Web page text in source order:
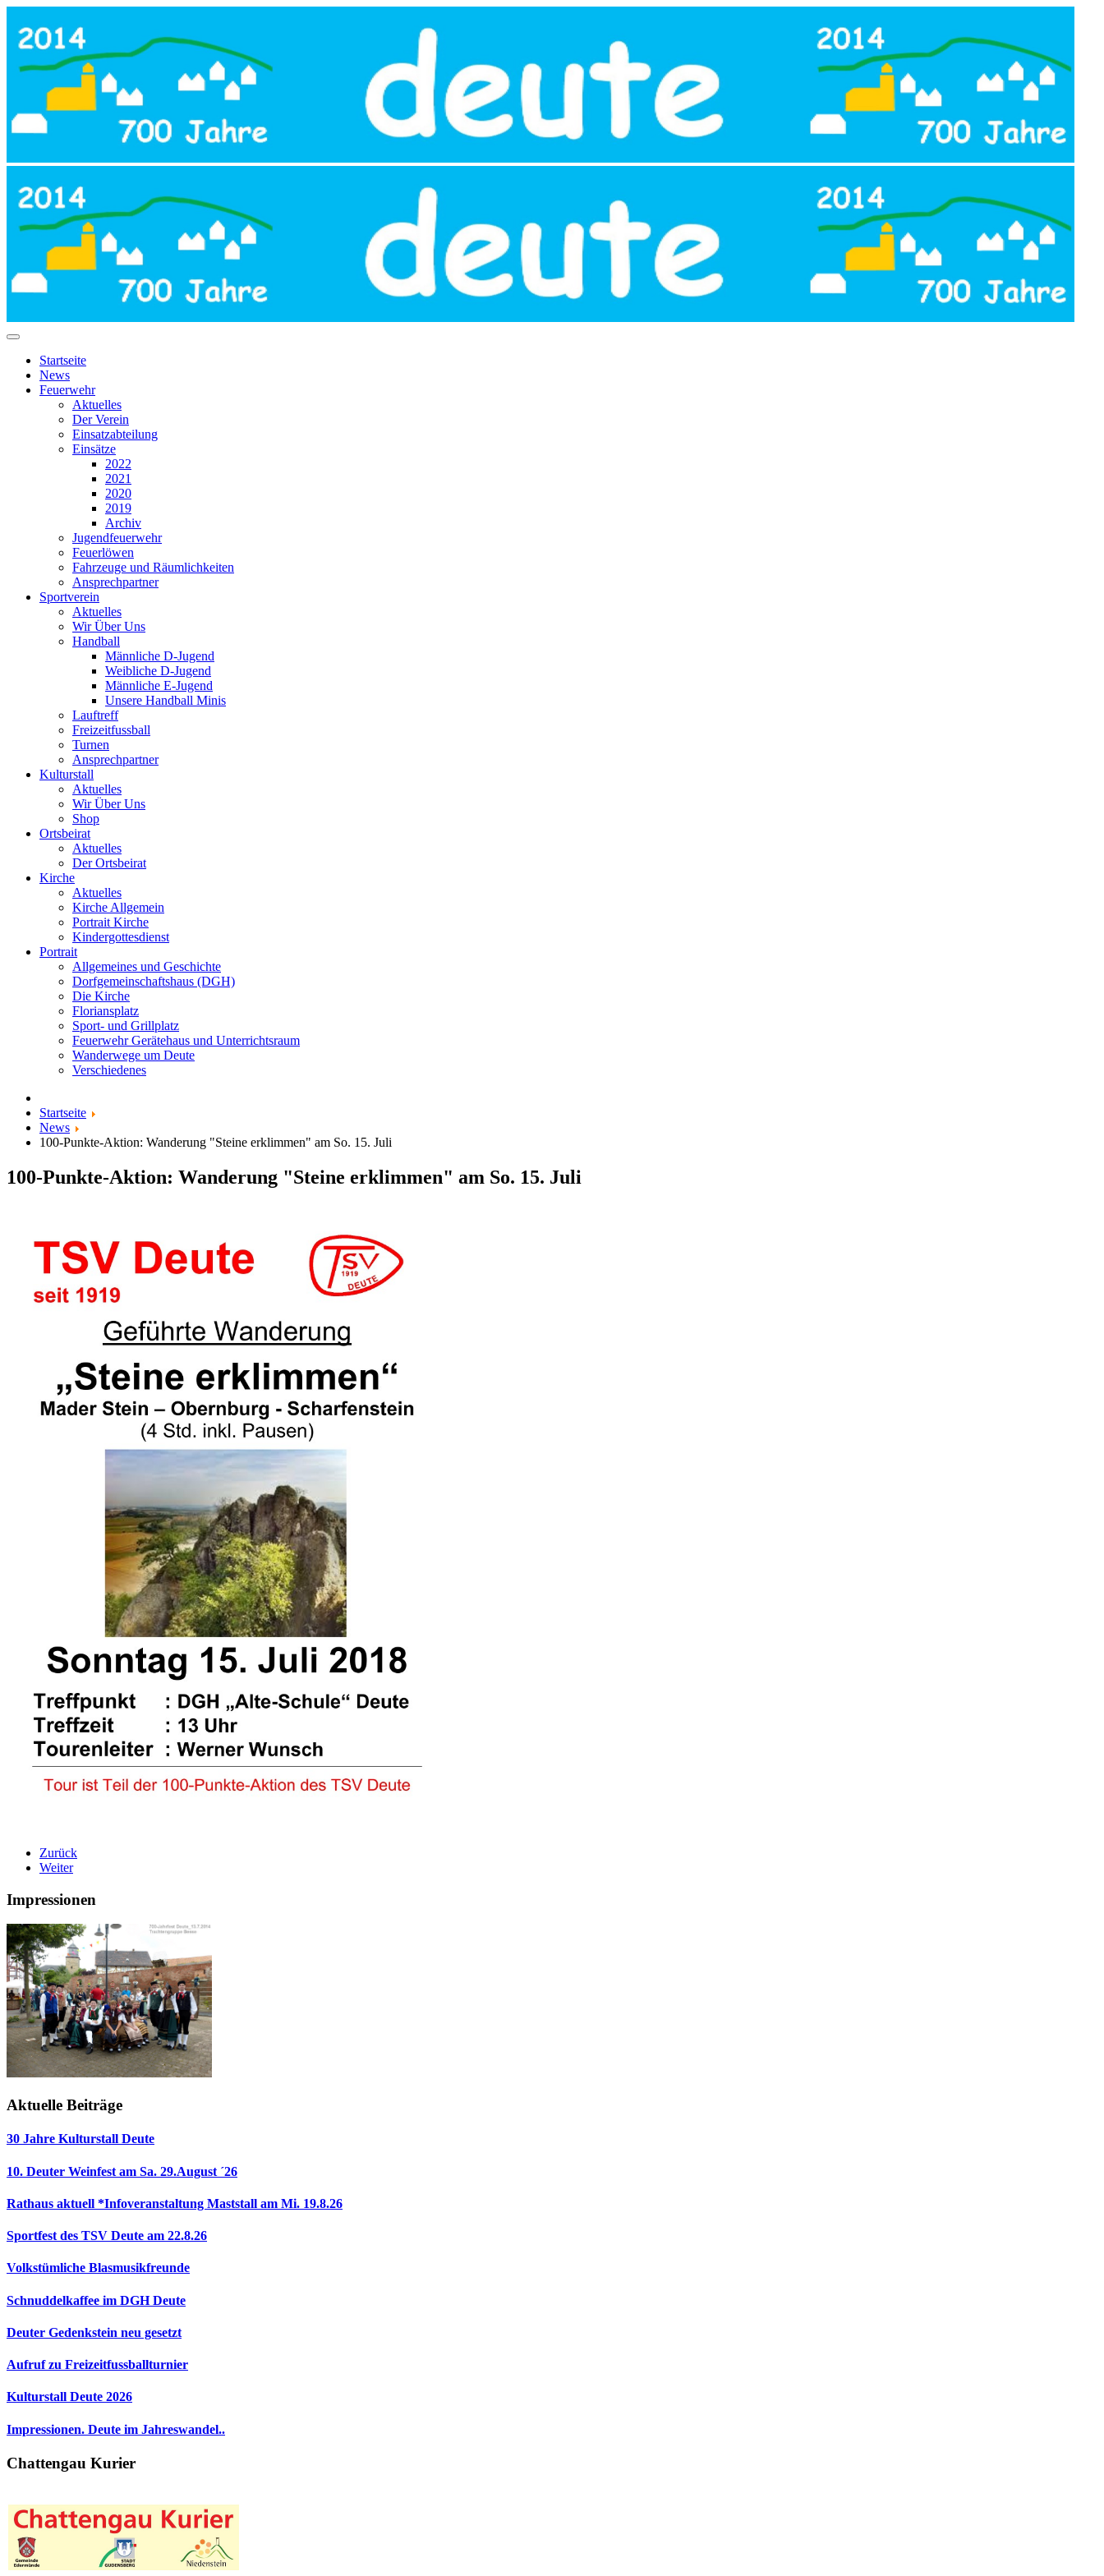
Startseite
News
Feuerwehr
Aktuelles
Der Verein
Einsatzabteilung
Einsätze
2022
2021
2020
2019
Archiv
Jugendfeuerwehr
Feuerlöwen
Fahrzeuge und Räumlichkeiten
Ansprechpartner
Sportverein
Aktuelles
Wir Über Uns
Handball
Männliche D-Jugend
Weibliche D-Jugend
Männliche E-Jugend
Unsere Handball Minis
Lauftreff
Freizeitfussball
Turnen
Ansprechpartner
Kulturstall
Aktuelles
Wir Über Uns
Shop
Ortsbeirat
Aktuelles
Der Ortsbeirat
Kirche
Aktuelles
Kirche Allgemein
Portrait Kirche
Kindergottesdienst
Portrait
Allgemeines und Geschichte
Dorfgemeinschaftshaus (DGH)
Die Kirche
Floriansplatz
Sport- und Grillplatz
Feuerwehr Gerätehaus und Unterrichtsraum
Wanderwege um Deute
Verschiedenes
Startseite
News
100-Punkte-Aktion: Wanderung "Steine erklimmen" am So. 15. Juli
100-Punkte-Aktion: Wanderung "Steine erklimmen" am So. 15. Juli
Zurück
Weiter
Impressionen
Aktuelle Beiträge
30 Jahre Kulturstall Deute
10. Deuter Weinfest am Sa. 29.August ´26
Rathaus aktuell *Infoveranstaltung Maststall am Mi. 19.8.26
Sportfest des TSV Deute am 22.8.26
Volkstümliche Blasmusikfreunde
Schnuddelkaffee im DGH Deute
Deuter Gedenkstein neu gesetzt
Aufruf zu Freizeitfussballturnier
Kulturstall Deute 2026
Impressionen. Deute im Jahreswandel..
Chattengau Kurier